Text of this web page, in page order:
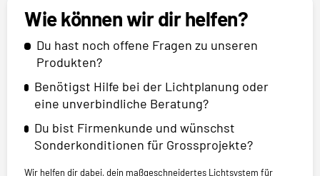
Wie können wir dir helfen?
Du hast noch offene Fragen zu unseren
Produkten?
Benötigst Hilfe bei der Lichtplanung oder
eine unverbindliche Beratung?
Du bist Firmenkunde und wünschst
Sonderkonditionen für Grossprojekte?
Wir helfen dir dabei, dein maßgeschneidertes Lichtsystem für